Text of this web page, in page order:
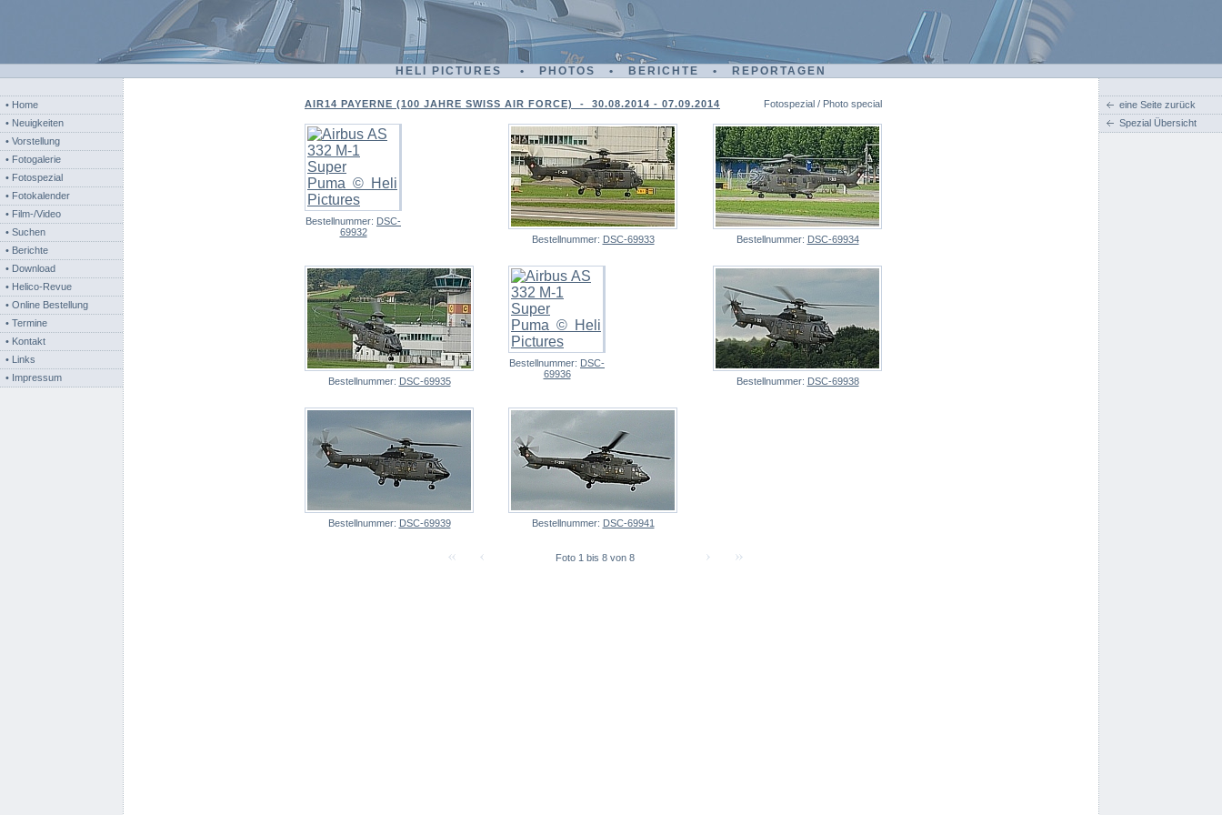
HELI PICTURES • PHOTOS • BERICHTE • REPORTAGEN
• Home
• Neuigkeiten
• Vorstellung
• Fotogalerie
• Fotospezial
• Fotokalender
• Film-/Video
• Suchen
• Berichte
• Download
• Helico-Revue
• Online Bestellung
• Termine
• Kontakt
• Links
• Impressum
AIR14 PAYERNE (100 JAHRE SWISS AIR FORCE) - 30.08.2014 - 07.09.2014 Fotospezial / Photo special
Bestellnummer: DSC-
69932
Bestellnummer: DSC-69933 Bestellnummer: DSC-69934
Bestellnummer: DSC-69935
Bestellnummer: DSC-
69936
Bestellnummer: DSC-69938
Bestellnummer: DSC-69939 Bestellnummer: DSC-69941
Foto 1 bis 8 von 8
eine Seite zurück
Spezial Übersicht